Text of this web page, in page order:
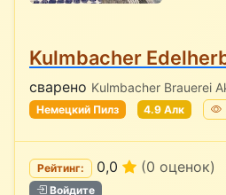
Kulmbacher
сварено Kulmbacher Brauerei
Немецкий Пилз 4.9 Алк
Рейтинг: 0,0 (0 оценок)
Войдите